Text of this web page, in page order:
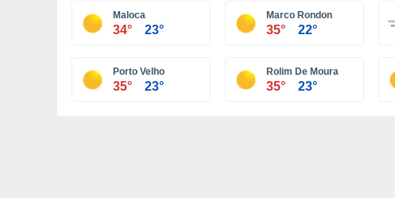
Maloca
34° 23°
Marco Rondon
35° 22°
Porto Velho
35° 23°
Rolim De Moura
35° 23°